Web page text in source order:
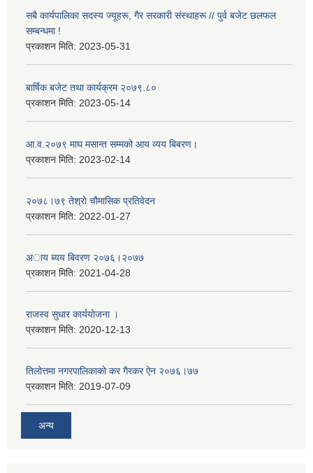
सबै कार्यपालिका सदस्य ज्यूहरू, गैर सरकारी संस्थाहरू // पुर्व बजेट छलफल
सम्बन्धमा !
प्रकाशन मिति: 2023-05-31
बार्षिक बजेट तथा कार्यक्रम २०७९.८०
प्रकाशन मिति: 2023-05-14
आ.व.२०७९ माघ मसान्त सम्मको आय व्यय बिबरण।
प्रकाशन मिति: 2023-02-14
२०७८।७९ तेश्राे चाैमासिक प्रतिवेदन
प्रकाशन मिति: 2022-01-27
अाय ब्यय बिवरण २०७६।२०७७
प्रकाशन मिति: 2021-04-28
राजस्व सुधार कार्ययाेजना ।
प्रकाशन मिति: 2020-12-13
तिलोत्तमा नगरपालिकाको कर गैरकर ऐन २०७६।७७
प्रकाशन मिति: 2019-07-09
अन्य